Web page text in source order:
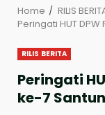
Home
RILIS
Peringati HUT
RILIS BERITA
Peringati
ke-7